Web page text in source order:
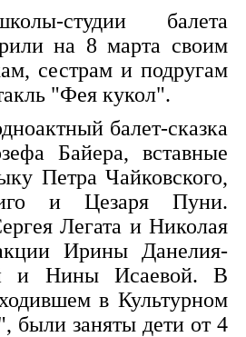
студии балета
на 8 марта своим
сестрам и подругам
"Фея кукол".
балет-сказка
Байера, вставные
Петра Чайковского,
и Цезаря Пуни.
Легата и Николая
Ирины Данелия-
и Нины Исаевой. В
в Культурном
были заняты дети от 4